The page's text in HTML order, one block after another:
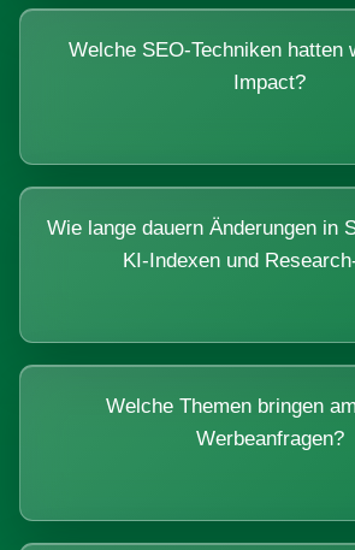
Welche SEO-Techniken hatten
Impact?
Wie lange dauern Änderungen in
KI-Indexen und
Welche Themen bringen
Werbeanfragen?